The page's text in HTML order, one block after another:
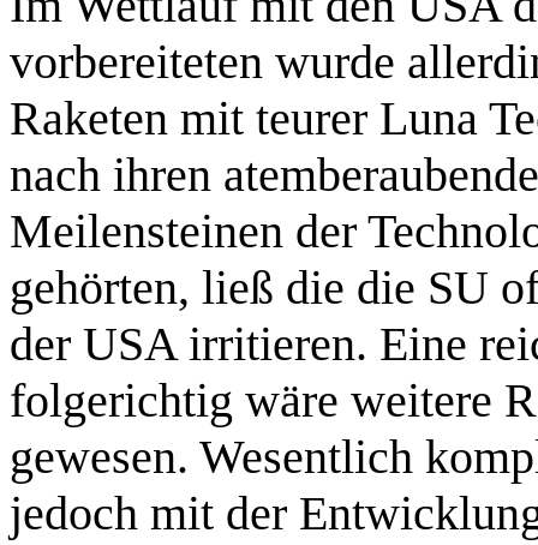
vorbereiteten wurde
Raketen mit teurer Luna
nach ihren
Meilensteinen der
gehörten, ließ die die SU
der USA irritieren. Eine
folgerichtig wäre weitere
gewesen. Wesentlich
jedoch mit der